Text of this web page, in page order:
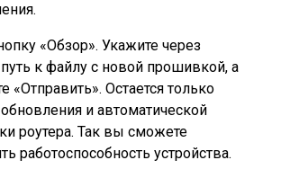
«Обзор». Укажите через
к файлу с новой прошивкой, а
«Отправить». Остается только
и автоматической
роутера. Так вы сможете
работоспособность устройства.